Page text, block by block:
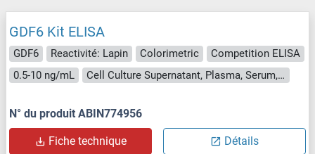
GDF6 Kit ELISA
GDF6 Reactivité: Lapin Colorimetric
Competition ELISA
0.5-10 ng/mL
Cell Culture Supernatant, Plasma, Serum, Tissue Homogenate
N° du produit ABIN774956
Fiche technique Détails